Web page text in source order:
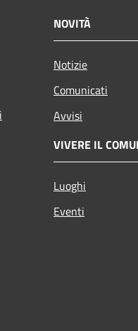
NOVITÀ
Notizie
Comunicati
Avvisi
VIVERE IL
Luoghi
Eventi